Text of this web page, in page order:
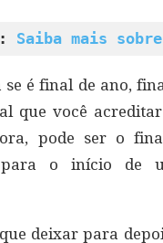
Saiba mais
é final de ano,
que você
pode ser o
para o início de
deixar para